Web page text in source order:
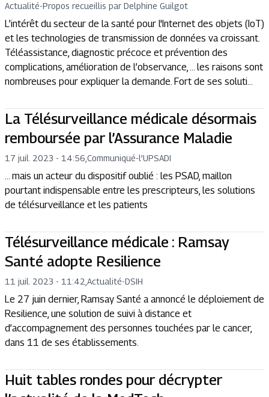
Actualité-Propos recueillis par Delphine Guilgot
L’intérêt du secteur de la santé pour l'Internet des objets (IoT)
et les technologies de transmission de données va croissant.
Téléassistance, diagnostic précoce et prévention des
complications, amélioration de l’observance, … les raisons sont
nombreuses pour expliquer la demande. Fort de ses soluti...
La Télésurveillance médicale désormais
remboursée par l’Assurance Maladie
17 juil. 2023 - 14:56 Communiqué-l’UPSADI
… mais un acteur du dispositif oublié : les PSAD, maillon
pourtant indispensable entre les prescripteurs, les solutions
de télésurveillance et les patients
Télésurveillance médicale : Ramsay
Santé adopte Resilience
11 juil. 2023 - 11:42 Actualité-DSIH
Le 27 juin dernier, Ramsay Santé a annoncé le déploiement de
Resilience, une solution de suivi à distance et
d’accompagnement des personnes touchées par le cancer,
dans 11 de ses établissements.
Huit tables rondes pour décrypter